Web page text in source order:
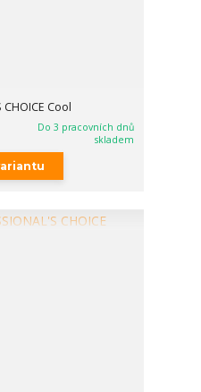
CHOICE Cool
Do 3 pracovních dnů
skladem